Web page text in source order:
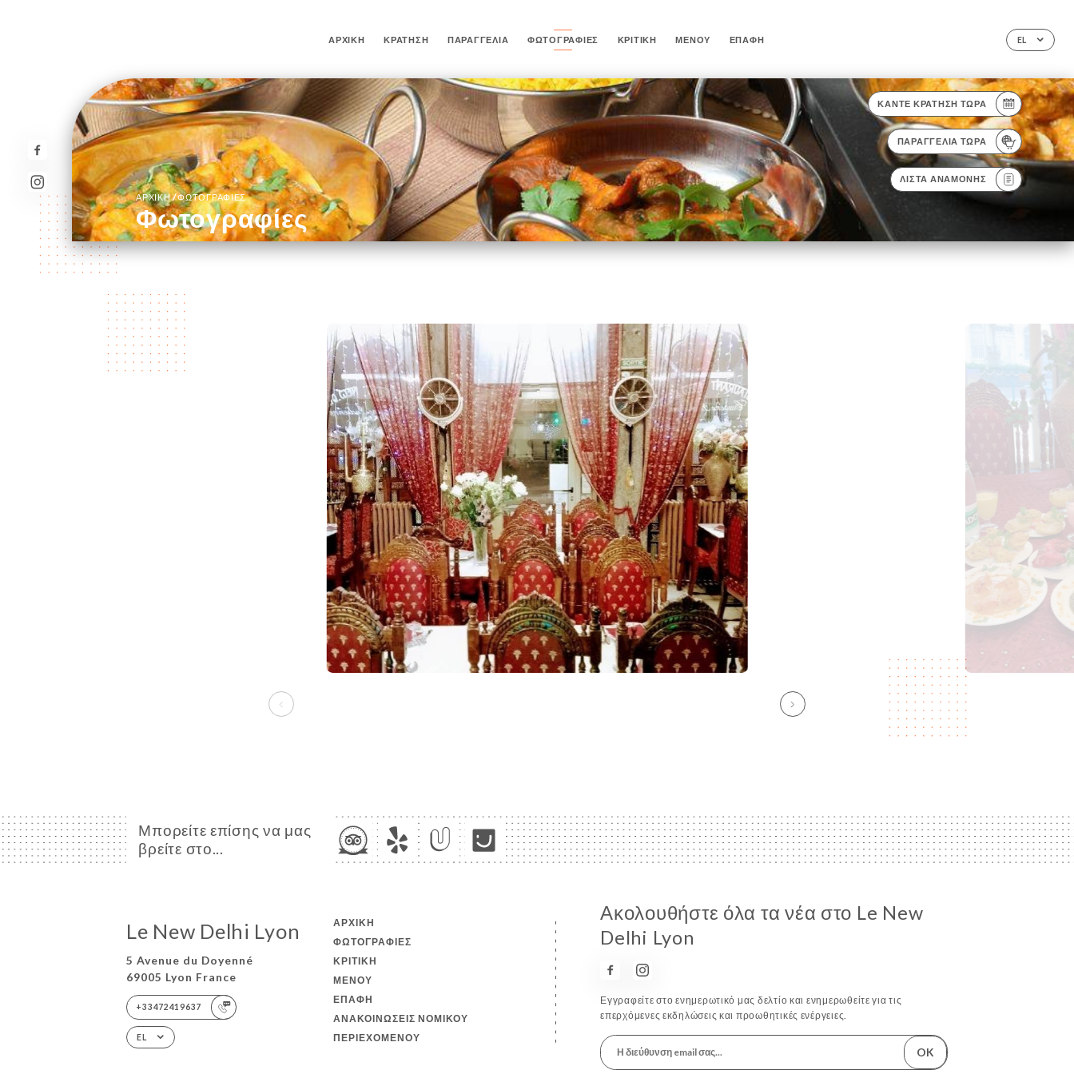
EL
ΑΡΧΙΚΉ ΚΡΆΤΗΣΗ ΠΑΡΑΓΓΕΛΊΑ ΦΩΤΟΓΡΑΦΊΕΣ ΚΡΙΤΙΚΉ ΜΕΝΟΎ ΕΠΑΦΉ
ΚΆΝΤΕ ΚΡΆΤΗΣΗ ΤΏΡΑ
ΠΑΡΑΓΓΕΛΊΑ ΤΏΡΑ
ΛΊΣΤΑ ΑΝΑΜΟΝΉΣ
ΑΡΧΙΚΉ/ΦΩΤΟΓΡΑΦΊΕΣ
Φωτογραφίες
Μπορείτε επίσης να μας
βρείτε στο...
Le New Delhi Lyon
5 Avenue du Doyenné
69005 Lyon France
+33472419637
EL
ΑΡΧΙΚΉ
ΦΩΤΟΓΡΑΦΊΕΣ
ΚΡΙΤΙΚΉ
ΜΕΝΟΎ
ΕΠΑΦΉ
ΑΝΑΚΟΙΝΏΣΕΙΣ ΝΟΜΙΚΟΎ
ΠΕΡΙΕΧΟΜΈΝΟΥ
Ακολουθήστε όλα τα νέα στο Le New
Delhi Lyon
Εγγραφείτε στο ενημερωτικό μας δελτίο και ενημερωθείτε για τις
επερχόμενες εκδηλώσεις και προωθητικές ενέργειες.
OK